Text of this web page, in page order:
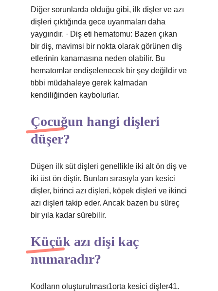
Diğer sorunlarda olduğu gibi, ilk dişler ve azı
dişleri çıktığında gece uyanmaları daha
yaygındır. · Diş eti hematomu: Bazen çıkan
bir diş, mavimsi bir nokta olarak görünen diş
etlerinin kanamasına neden olabilir. Bu
hematomlar endişelenecek bir şey değildir ve
tıbbi müdahaleye gerek kalmadan
kendiliğinden kaybolurlar.
Çocuğun hangi dişleri
düşer?
Düşen ilk süt dişleri genellikle iki alt ön diş ve
iki üst ön diştir. Bunları sırasıyla yan kesici
dişler, birinci azı dişleri, köpek dişleri ve ikinci
azı dişleri takip eder. Ancak bazen bu süreç
bir yıla kadar sürebilir.
Küçük azı dişi kaç
numaradır?
Kodların oluşturulması1orta kesici dişler41.